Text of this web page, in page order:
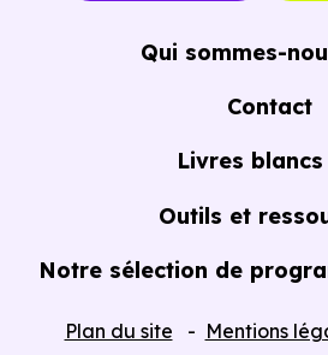
Qui sommes-
A propos
Contact
Livres blancs
Guide de l'Achat
Outils et
Notre sélection de
Plan du site Mentions